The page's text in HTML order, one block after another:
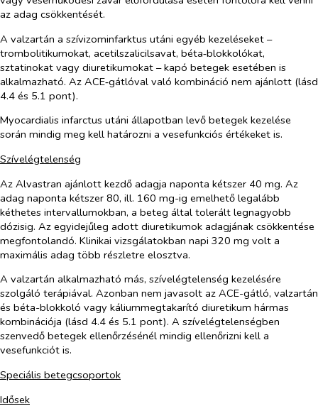
az adag csökkentését.
A valzartán a szívizominfarktus utáni egyéb kezeléseket –
trombolitikumokat, acetilszalicilsavat, béta‑blokkolókat,
sztatinokat vagy diuretikumokat – kapó betegek esetében is
alkalmazható. Az ACE‑gátlóval való kombináció nem ajánlott (lásd
4.4 és 5.1 pont).
Myocardialis infarctus utáni állapotban levő betegek kezelése
során mindig meg kell határozni a vesefunkciós értékeket is.
Szívelégtelenség
Az Alvastran ajánlott kezdő adagja naponta kétszer 40 mg. Az
adag naponta kétszer 80, ill. 160 mg-ig emelhető legalább
kéthetes intervallumokban, a beteg által tolerált legnagyobb
dózisig. Az egyidejűleg adott diuretikumok adagjának csökkentése
megfontolandó. Klinikai vizsgálatokban napi 320 mg volt a
maximális adag több részletre elosztva.
A valzartán alkalmazható más, szívelégtelenség kezelésére
szolgáló terápiával. Azonban nem javasolt az ACE-gátló, valzartán
és béta-blokkoló vagy káliummegtakarító diuretikum hármas
kombinációja (lásd 4.4 és 5.1 pont). A szívelégtelenségben
szenvedő betegek ellenőrzésénél mindig ellenőrizni kell a
vesefunkciót is.
Speciális betegcsoportok
Idősek